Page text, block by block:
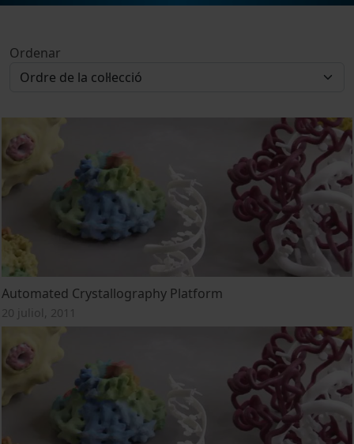
Ordenar
Automated Crystallography Platform
20 juliol, 2011